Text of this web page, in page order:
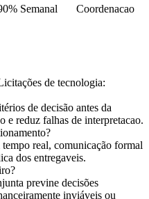
Semanal Coordenacao
de tecnologia:
de decisão antes da
e reduz falhas de interpretacao.
real, comunicação formal
dos entregaveis.
previne decisões
inviáveis ou